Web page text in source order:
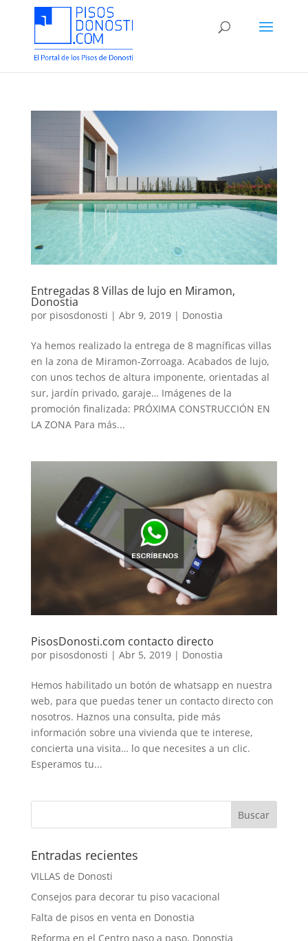
Entregadas 8 Villas de lujo en Miramon,
Donostia
por pisosdonosti | Abr 9, 2019| Donostia
Ya hemos realizado la entrega de 8 magníficas villas
en la zona de Miramon-Zorroaga. Acabados de lujo,
con unos techos de altura imponente, orientadas al
sur, jardín privado, garaje… Imágenes de la
promoción finalizada: PRÓXIMA CONSTRUCCIÓN EN
LA ZONA Para más...
PisosDonosti.com contacto directo
por pisosdonosti | Abr 5, 2019| Donostia
Hemos habilitado un botón de whatsapp en nuestra
web, para que puedas tener un contacto directo con
nosotros. Haznos una consulta, pide más
información sobre una vivienda que te interese,
concierta una visita… lo que necesites a un clic.
Esperamos tu...
Entradas recientes
VILLAS de Donosti
Consejos para decorar tu piso vacacional
Falta de pisos en venta en Donostia
Reforma en el Centro paso a paso, Donostia